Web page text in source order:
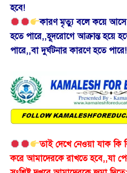
হবে!
কারণ মৃত্যু বলে কয়ে আসে
হতে পারে,,হূদরোগে আক্রান্ত হয়ে
পারে,,বা দুর্ঘটনার কারণে হতে পারে!
তাই দেখে নেওয়া যাক কি
করে আমাদেরকে রাখতে হবে,,যা